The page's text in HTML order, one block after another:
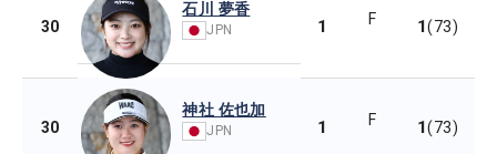
30
石川 夢香
JPN 1 F 1(73)
30
神社 佐也加
JPN 1 F 1(73)